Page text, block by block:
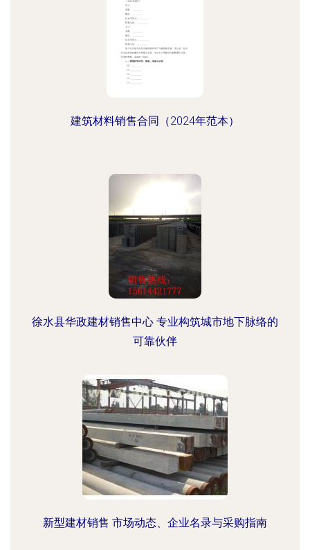
建筑材料销售合同（2024年范本）
徐水县华政建材销售中心 专业构筑城市地下脉络的
可靠伙伴
新型建材销售 市场动态、企业名录与采购指南